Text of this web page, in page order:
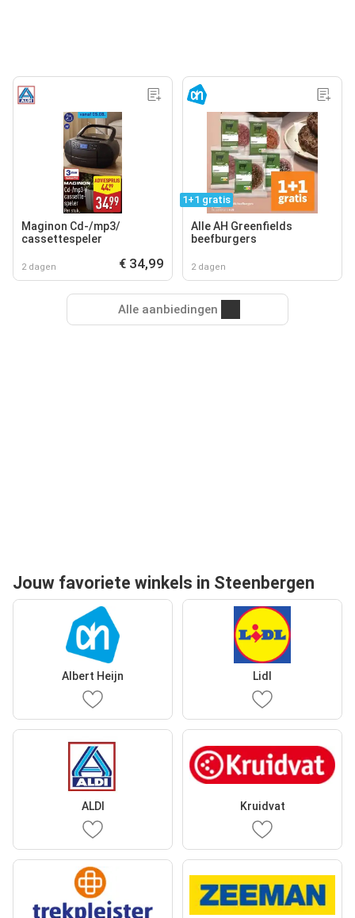
Maginon Cd-/mp3‍/
cassettespeler
2 dagen € 34,99
1+1 gratis
Alle AH Greenfields
beefburgers
2 dagen
Alle aanbiedingen
Jouw favoriete winkels in Steenbergen
Albert Heijn Lidl
ALDI Kruidvat